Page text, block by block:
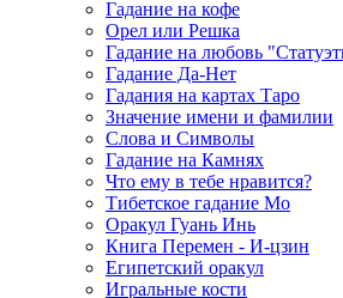
Гадание на кофе
Орел или Решка
Гадание на любовь
Гадание Да-Нет
Гадания на картах Таро
Значение имени и фамилии
Слова и Символы
Гадание на Камнях
Что ему в тебе нравится?
Тибетское гадание Мо
Оракул Гуань Инь
Книга Перемен - И-цзин
Египетский оракул
Игральные кости